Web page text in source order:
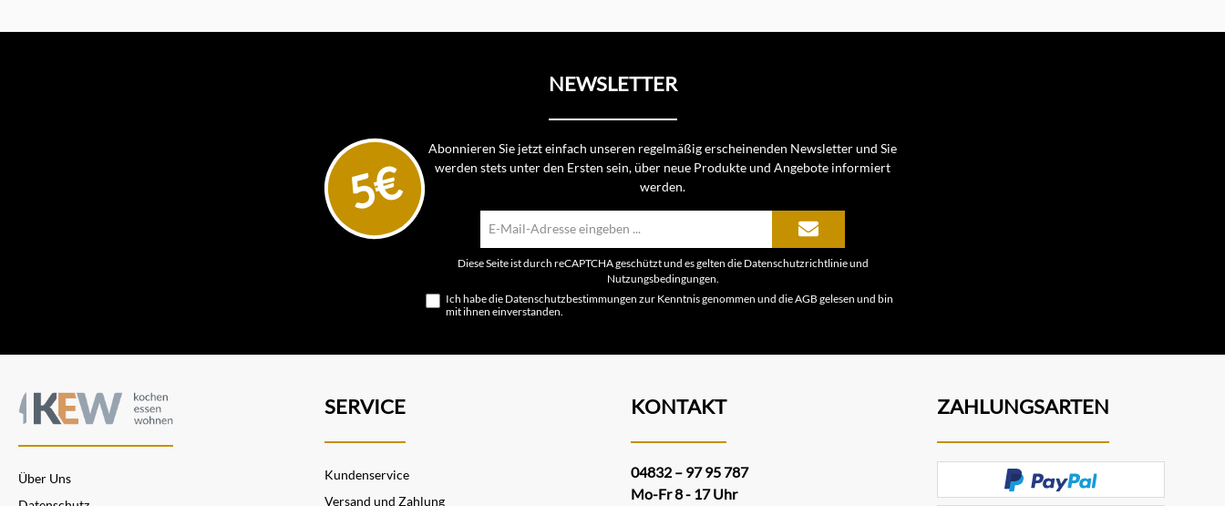
NEWSLETTER
5€
Abonnieren Sie jetzt einfach unseren regelmäßig erscheinenden Newsletter und Sie
werden stets unter den Ersten sein, über neue Produkte und Angebote informiert
werden.
Mail-
Adresse*
Diese Seite ist durch reCAPTCHA geschützt und es gelten die Datenschutzrichtlinieund
Nutzungsbedingungen
Ich habe die Datenschutzbestimmungen zur Kenntnis genommen und dieAGB gelesen und bin
mit ihnen einverstanden.
Über Uns
SERVICE
Kundenservice
Versand und Zahlung
KONTAKT
04832 – 97 95 787
Mo-Fr 8 - 17 Uhr
ZAHLUNGSARTEN